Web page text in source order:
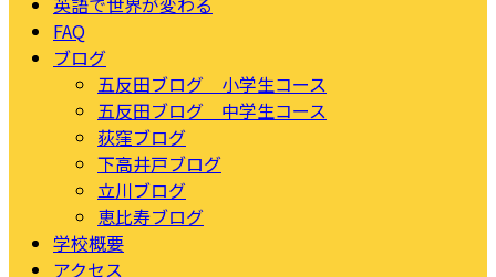
FAQ
ブログ
五反田ブログ 小学生コース
五反田ブログ 中学生コース
荻窪ブログ
下高井戸ブログ
立川ブログ
恵比寿ブログ
学校概要
アクセス